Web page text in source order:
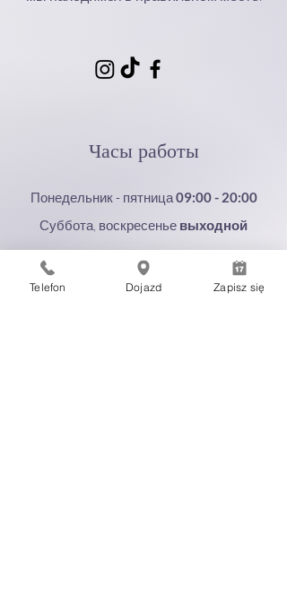
Часы работы
Понедельник - пятница09:00 - 20:00
Суббота, воскресенье выходной
Контактная информация
Улица Лектыкарская 32, Варшава
Telefon Dojazd Zapisz się